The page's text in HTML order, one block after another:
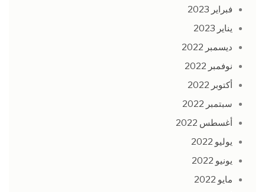
فبراير 2023
يناير 2023
ديسمبر 2022
نوفمبر 2022
أكتوبر 2022
سبتمبر 2022
أغسطس 2022
يوليو 2022
يونيو 2022
مايو 2022